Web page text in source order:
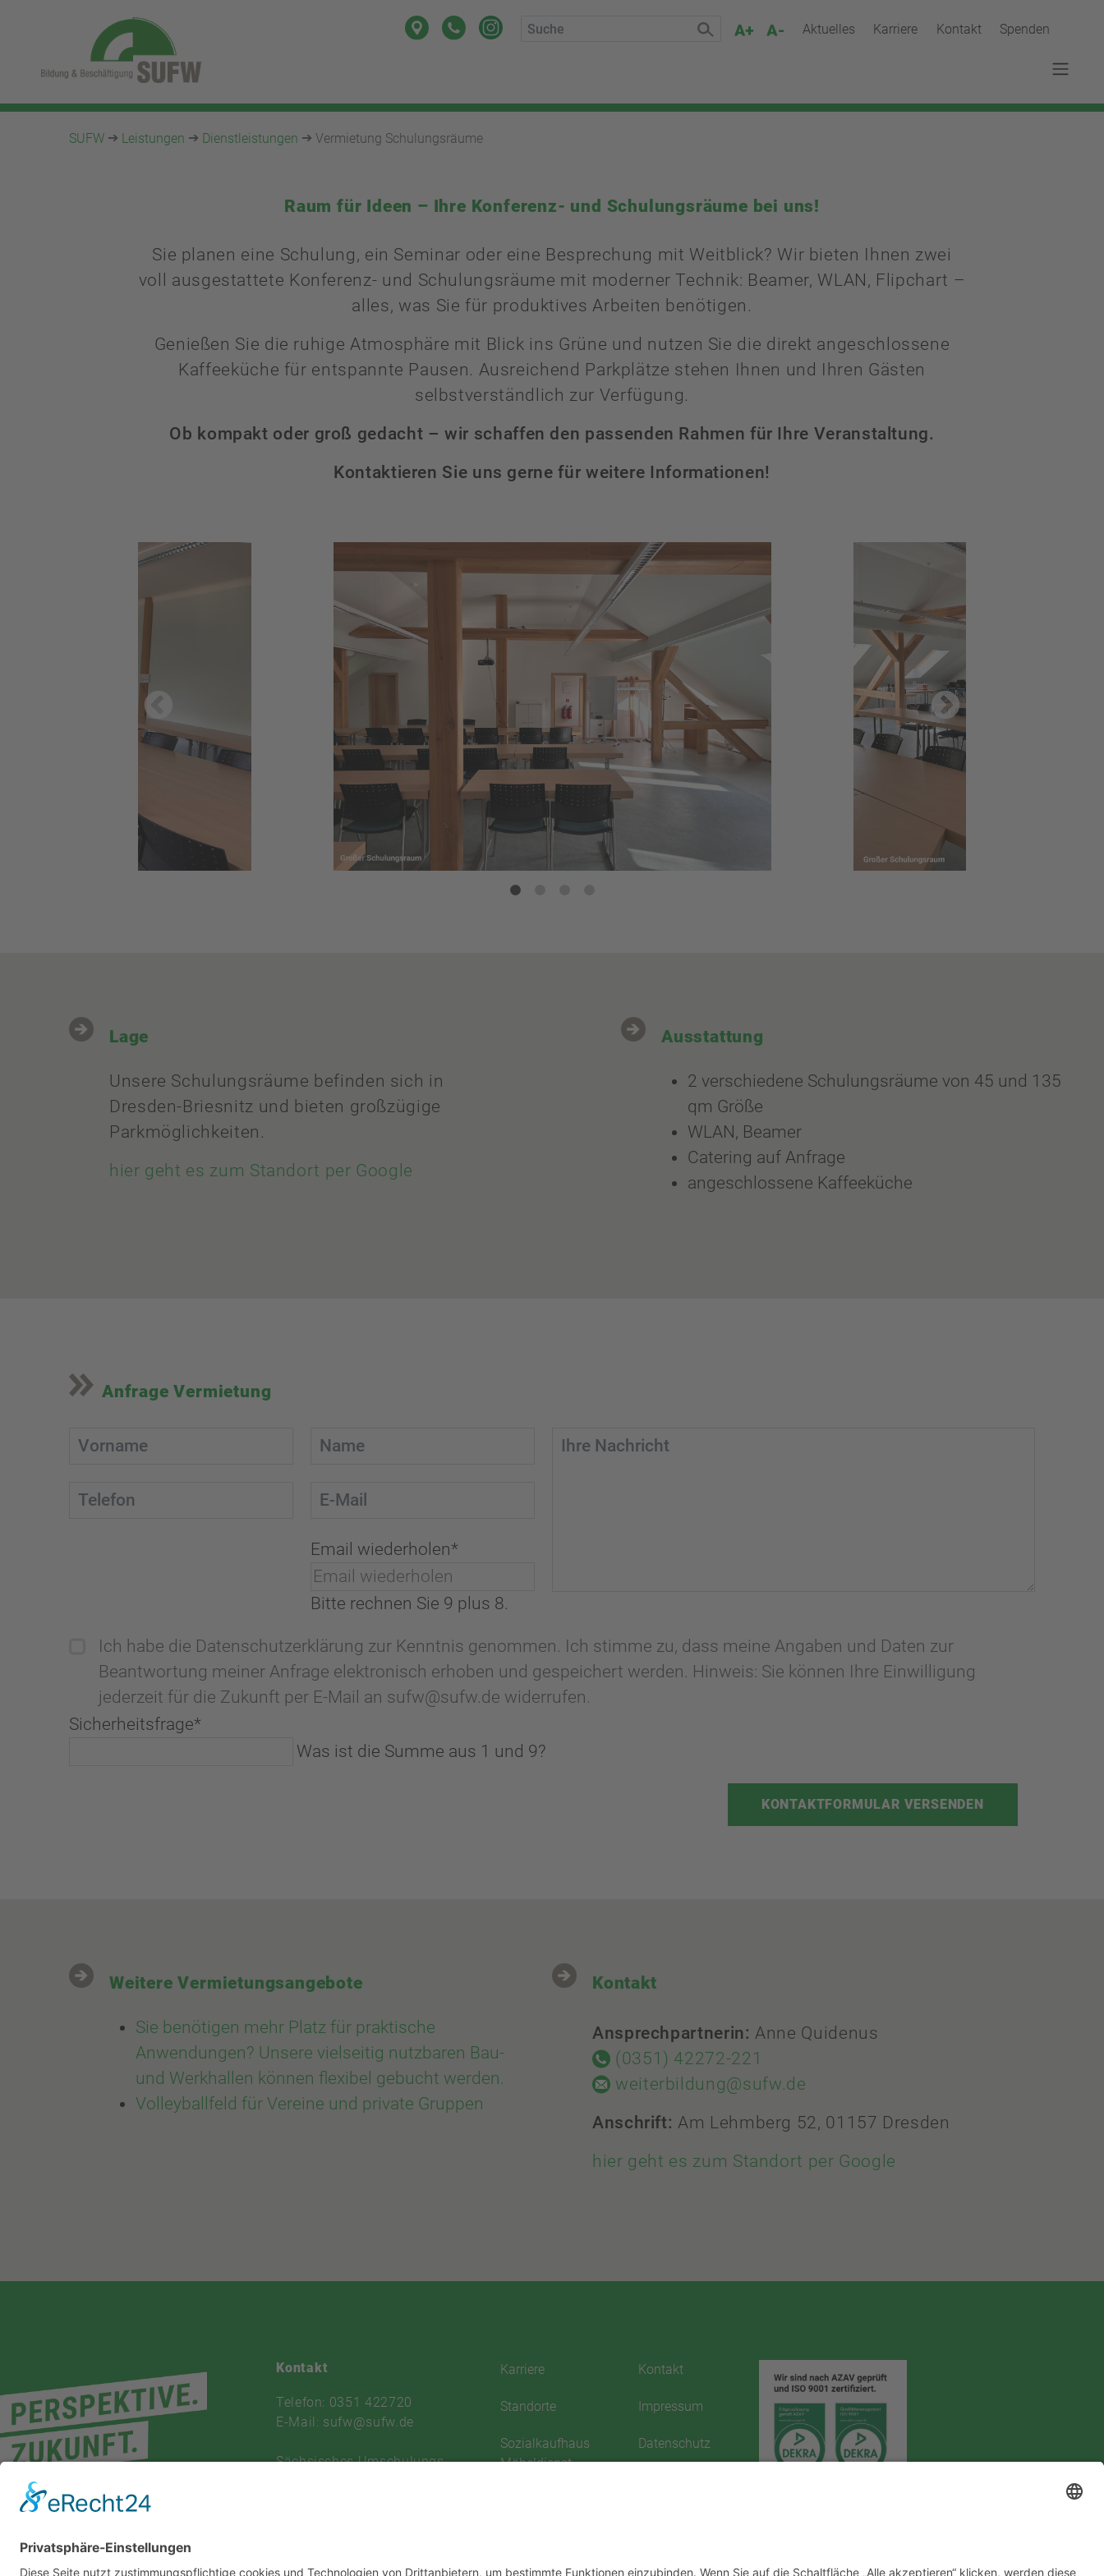
Aktuelles Karriere Kontakt Spenden
SUFW Leistungen Dienstleistungen Vermietung Schulungsräume
Raum für Ideen – Ihre Konferenz- und Schulungsräume bei uns!
Sie planen eine Schulung, ein Seminar oder eine Besprechung mit Weitblick? Wir bieten Ihnen zwei
voll ausgestattete Konferenz- und Schulungsräume mit moderner Technik: Beamer, WLAN, Flipchart –
alles, was Sie für produktives Arbeiten benötigen.
Genießen Sie die ruhige Atmosphäre mit Blick ins Grüne und nutzen Sie die direkt angeschlossene
Kaffeeküche für entspannte Pausen. Ausreichend Parkplätze stehen Ihnen und Ihren Gästen
selbstverständlich zur Verfügung.
Ob kompakt oder groß gedacht – wir schaffen den passenden Rahmen für Ihre Veranstaltung.
Kontaktieren Sie uns gerne für weitere Informationen!
Lage
Unsere Schulungsräume befinden sich in
Dresden-Briesnitz und bieten großzügige
Parkmöglichkeiten.
hier geht es zum Standort per Google
Ausstattung
2 verschiedene Schulungsräume von 45 und 135
qm Größe
WLAN, Beamer
Catering auf Anfrage
angeschlossene Kaffeeküche
Anfrage Vermietung
Email wiederholen*
Bitte rechnen Sie 9 plus 8.
Ich habe die Datenschutzerklärung zur Kenntnis genommen. Ich stimme zu, dass meine Angaben und Daten zur
Beantwortung meiner Anfrage elektronisch erhoben und gespeichert werden. Hinweis: Sie können Ihre Einwilligung
jederzeit für die Zukunft per E-Mail an sufw@sufw.de widerrufen.
Sicherheitsfrage*
Was ist die Summe aus 1 und 9?
KONTAKTFORMULAR VERSENDEN
Weitere Vermietungsangebote
Sie benötigen mehr Platz für praktische
Anwendungen? Unsere vielseitig nutzbaren Bau-
und Werkhallen können flexibel gebucht werden.
Volleyballfeld für Vereine und private Gruppen
Kontakt
Ansprechpartnerin:Anne Quidenus
(0351) 42272-221
weiterbildung@sufw.de
Anschrift:Am Lehmberg 52, 01157 Dresden
hier geht es zum Standort per Google
Kontakt
Telefon: 0351 422720
E-Mail: sufw@sufw.de
Sächsisches Umschulungs-
Karriere
Standorte
Sozialkaufhaus
Möbeldienst
Kontakt
Impressum
Datenschutz